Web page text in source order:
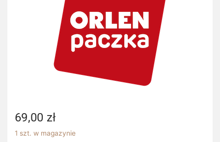
69,00 zł
1 szt. w magazynie